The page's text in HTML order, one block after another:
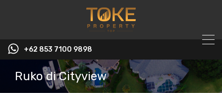
+62 853 7100 9898‬
Ruko di Cityview